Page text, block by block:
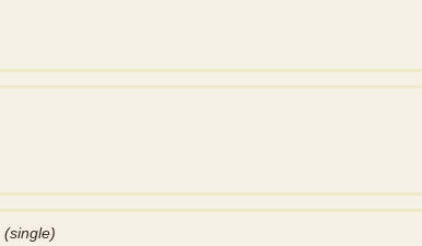
(single)